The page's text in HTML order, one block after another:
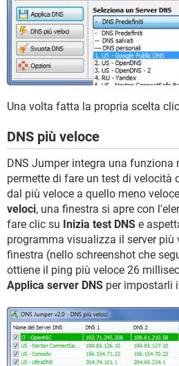
Una volta fatta la propria scelta
DNS più veloce
DNS Jumper integra una funziona
permette di fare un test di velocità
dal più veloce a quello meno
veloci, una finestra si apre con
fare clic su Inizia test DNS e
programma visualizza il server più
finestra (nello schreenshot che
ottiene il ping più veloce 26
Applica server DNS per impostarli